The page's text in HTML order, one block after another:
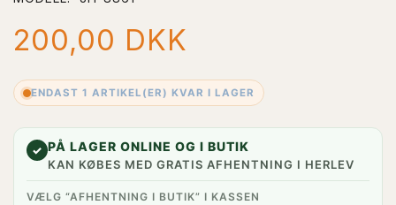
200,00 DKK
ENDAST 1 ARTIKEL(ER) KVAR I LAGER
✓ PÅ LAGER ONLINE OG I BUTIK
KAN KØBES MED GRATIS AFHENTNING I HERLEV
VÆLG “AFHENTNING I BUTIK” I KASSEN